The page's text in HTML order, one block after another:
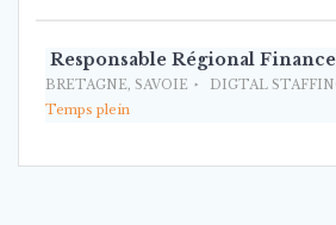
Responsable Régional
BRETAGNE, SAVOIE DIGTAL
Temps plein